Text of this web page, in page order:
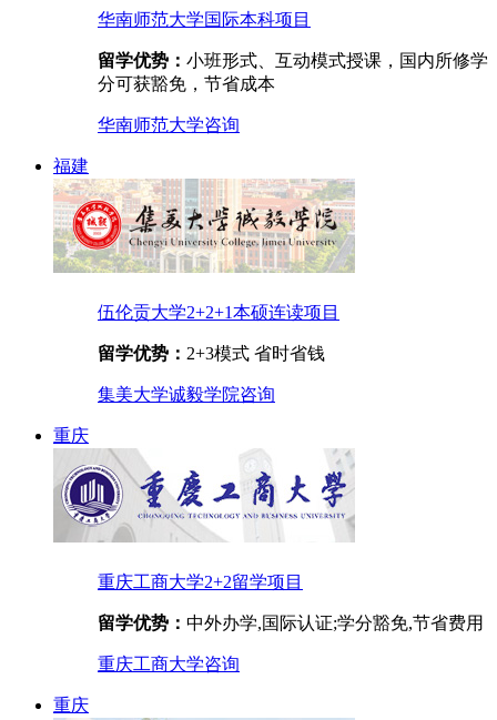
华南师范大学国际本科项目
留学优势： 小班形式、互动模式授课，国内所修学
分可获豁免，节省成本
华南师范大学咨询
福建
伍伦贡大学2+2+1本硕连读项目
留学优势： 2+3模式 省时省钱
集美大学诚毅学院咨询
重庆
重庆工商大学2+2留学项目
留学优势： 中外办学,国际认证;学分豁免,节省费用
重庆工商大学咨询
重庆